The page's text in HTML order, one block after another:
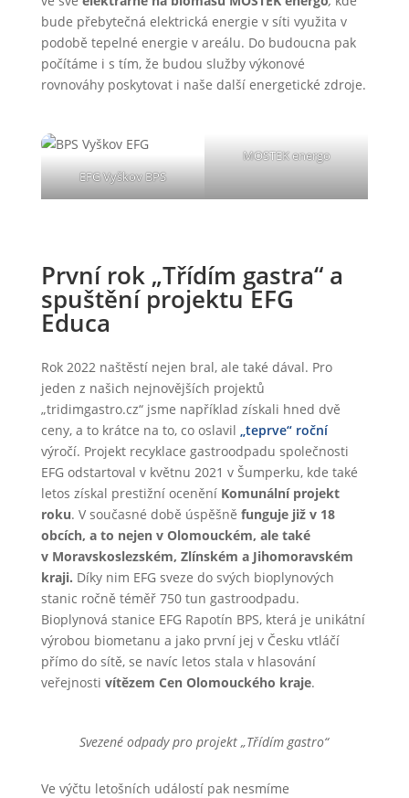
bude přebytečná elektrická energie v síti využita v
podobě tepelné energie v areálu. Do budoucna pak
počítáme i s tím, že budou služby výkonové
rovnováhy poskytovat i naše další energetické zdroje.
EFG Vyškov BPS
MOSTEK energo
První rok „Třídím gastra“ a
spuštění projektu EFG
Educa
Rok 2022 naštěstí nejen bral, ale také dával. Pro
jeden z našich nejnovějších projektů
„tridimgastro.cz“ jsme například získali hned dvě
ceny, a to krátce na to, co oslavil „teprve“ roční
výročí. Projekt recyklace gastroodpadu společnosti
EFG odstartoval v květnu 2021 v Šumperku, kde také
letos získal prestižní ocenění Komunální projekt
roku. V současné době úspěšně funguje již v 18
obcích, a to nejen v Olomouckém, ale také
v Moravskoslezském, Zlínském a Jihomoravském
kraji. Díky nim EFG sveze do svých bioplynových
stanic ročně téměř 750 tun gastroodpadu.
Bioplynová stanice EFG Rapotín BPS, která je unikátní
výrobou biometanu a jako první jej v Česku vtláčí
přímo do sítě, se navíc letos stala v hlasování
veřejnosti vítězem Cen Olomouckého kraje.
Svezené odpady pro projekt „Třídím gastro“
Ve výčtu letošních událostí pak nesmíme